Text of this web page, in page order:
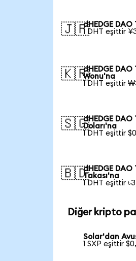
🇯🇵dHEDGE
1 DHT eşittir
🇰🇷dHEDGE
Wonu'na
1 DHT eşittir
🇸🇬dHEDGE
Doları'na
1 DHT eşittir
🇧🇩dHEDGE
Takası'na
1 DHT eşittir
Diğer kripto
Solar'dan
1 SXP eşittir